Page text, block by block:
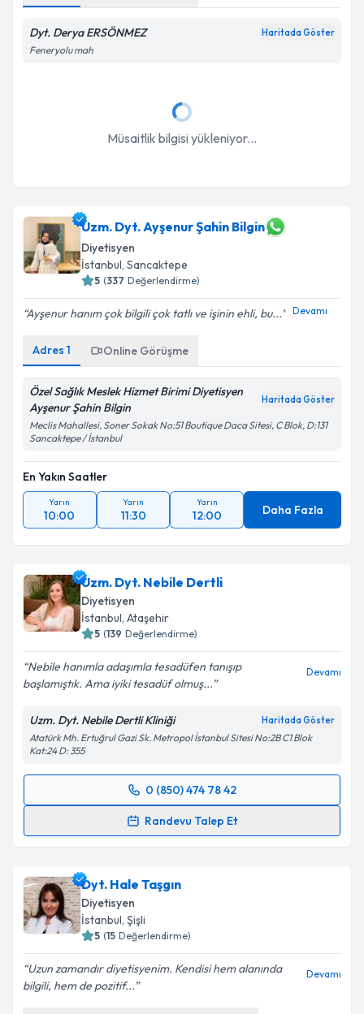
Takvim Talebini Gönder
Dyt. Derya ERSÖNMEZ Haritada Göster
Feneryolu mah
Müsaitlik bilgisi yükleniyor...
Uzm. Dyt. Ayşenur Şahin Bilgin
Diyetisyen
İstanbul, Sancaktepe
5 (337 Değerlendirme)
Ayşenur hanım çok bilgili çok tatlı ve işinin ehli, bu... Devamı
Adres 1 Online Görüşme
Özel Sağlık Meslek Hizmet Birimi Diyetisyen
Ayşenur Şahin Bilgin
Haritada Göster
Meclis Mahallesi, Soner Sokak No:51 Boutique Daca Sitesi, C Blok, D:131
Sancaktepe / İstanbul
En Yakın Saatler
Yarın
10:00
Yarın
11:30
Yarın
12:00 Daha Fazla
Uzm. Dyt. Nebile Dertli
Diyetisyen
İstanbul, Ataşehir
5 (139 Değerlendirme)
Nebile hanımla adaşımla tesadüfen tanışıp
başlamıştık. Ama iyiki tesadüf olmuş...
Devamı
Uzm. Dyt. Nebile Dertli Kliniği Haritada Göster
Atatürk Mh. Ertuğrul Gazi Sk. Metropol İstanbul Sitesi No:2B C1 Blok
Kat:24 D: 355
0 (850) 474 78 42
Randevu Talep Et
Randevu Takvimi Talebi
takvim hazırlandığında e-posta ile bilgilendireceğiz.
E-posta Adresiniz
Kişisel verilerimin işlenmesine ilişkin
Dyt. Hale Taşgın
Diyetisyen
İstanbul, Şişli
5 (15 Değerlendirme)
Uzun zamandır diyetisyenim. Kendisi hem alanında
bilgili, hem de pozitif...
Devamı